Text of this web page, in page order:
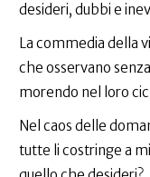
desideri, dubbi e
La commedia della
che osservano
morendo nel loro
Nel caos delle
tutte li costringe a